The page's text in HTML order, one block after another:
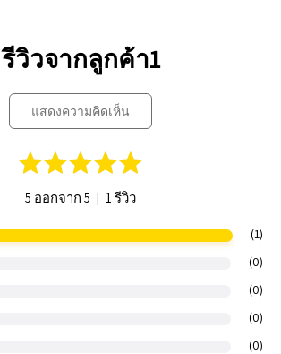
รีวิวจากลูกค้า1
แสดงความคิดเห็น
5 ออกจาก 5 | 1 รีวิว
(1)
(0)
(0)
(0)
(0)